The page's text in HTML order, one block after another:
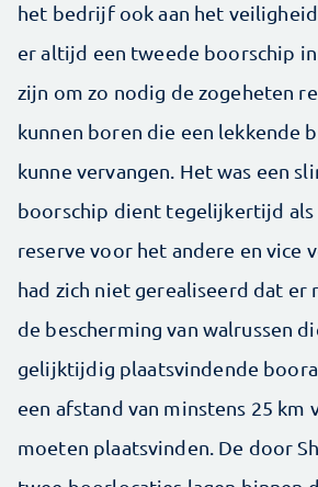
het bedrijf ook aan het
er altijd een tweede boorschip
zijn om zo nodig de zogeheten
kunnen boren die een lekkende
kunne vervangen. Het was een
boorschip dient tegelijkertijd
reserve voor het andere en vice
had zich niet gerealiseerd dat er
de bescherming van walrussen
gelijktijdig plaatsvindende
een afstand van minstens 25 km
moeten plaatsvinden. De door